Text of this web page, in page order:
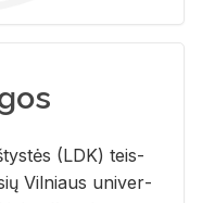
(LDK) teis­
Vil­niaus uni­ver­